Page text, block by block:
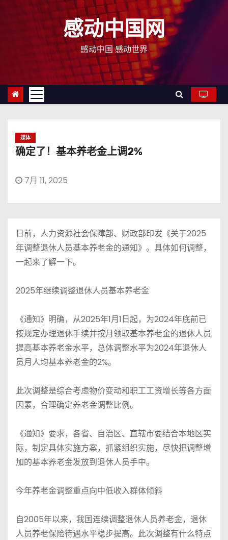
感动中国网
感动中国 感动世界
媒体
确定了！基本养老金上调2%
7月 11, 2025
日前，人力资源社会保障部、财政部印发《关于2025
年调整退休人员基本养老金的通知》。具体如何调整，
一起来了解一下。
2025年继续调整退休人员基本养老金
《通知》明确，从2025年1月1日起，为2024年底前已
按规定办理退休手续并按月领取基本养老金的退休人员
提高基本养老金水平，总体调整水平为2024年退休人
员月人均基本养老金的2%。
此次调整是综合考虑物价变动和职工工资增长等各方面
因素，合理确定养老金调整比例。
《通知》要求，各省、自治区、直辖市要结合本地区实
际，制定具体实施方案，抓紧组织实施，尽快把调整增
加的基本养老金发放到退休人员手中。
今年养老金调整重点向中低收入群体倾斜
自2005年以来，我国连续调整退休人员养老金，退休
人员养老保险待遇水平稳步提高。此次调整有什么特点